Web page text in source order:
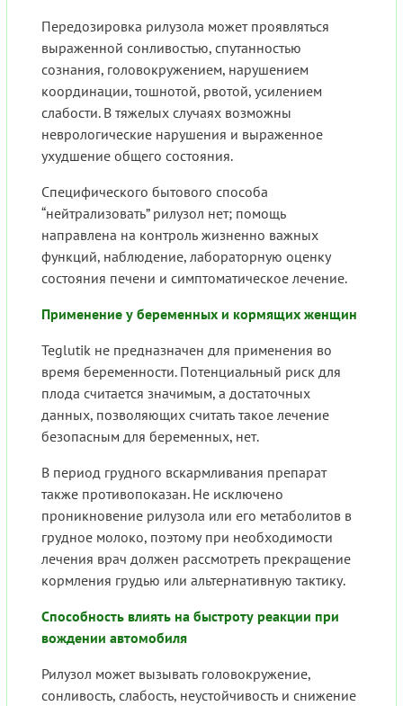
Передозировка рилузола может проявляться
выраженной сонливостью, спутанностью
сознания, головокружением, нарушением
координации, тошнотой, рвотой, усилением
слабости. В тяжелых случаях возможны
неврологические нарушения и выраженное
ухудшение общего состояния.
Специфического бытового способа
“нейтрализовать” рилузол нет; помощь
направлена на контроль жизненно важных
функций, наблюдение, лабораторную оценку
состояния печени и симптоматическое лечение.
Применение у беременных и кормящих женщин
Teglutik не предназначен для применения во
время беременности. Потенциальный риск для
плода считается значимым, а достаточных
данных, позволяющих считать такое лечение
безопасным для беременных, нет.
В период грудного вскармливания препарат
также противопоказан. Не исключено
проникновение рилузола или его метаболитов в
грудное молоко, поэтому при необходимости
лечения врач должен рассмотреть прекращение
кормления грудью или альтернативную тактику.
Способность влиять на быстроту реакции при
вождении автомобиля
Рилузол может вызывать головокружение,
сонливость, слабость, неустойчивость и снижение